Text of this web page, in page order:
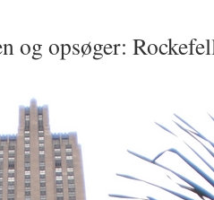
og opsøger: